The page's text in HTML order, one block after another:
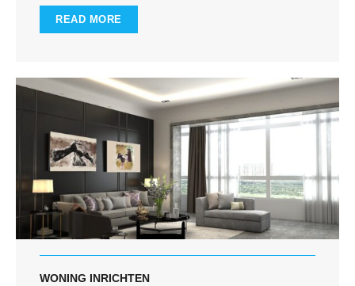
READ MORE
WONING INRICHTEN